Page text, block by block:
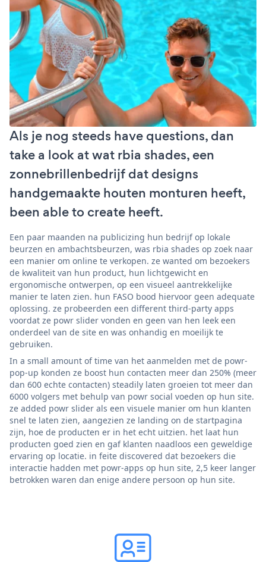
Als je nog steeds have questions, dan
take a look at wat rbia shades, een
zonnebrillenbedrijf dat designs
handgemaakte houten monturen heeft,
been able to create heeft.
Een paar maanden na publicizing hun bedrijf op lokale
beurzen en ambachtsbeurzen, was rbia shades op zoek naar
een manier om online te verkopen. ze wanted om bezoekers
de kwaliteit van hun product, hun lichtgewicht en
ergonomische ontwerpen, op een visueel aantrekkelijke
manier te laten zien. hun FASO bood hiervoor geen adequate
oplossing. ze probeerden een different third-party apps
voordat ze powr slider vonden en geen van hen leek een
onderdeel van de site en was onhandig en moeilijk te
gebruiken.
In a small amount of time van het aanmelden met de powr-
pop-up konden ze boost hun contacten meer dan 250% (meer
dan 600 echte contacten) steadily laten groeien tot meer dan
6000 volgers met behulp van powr social voeden op hun site.
ze added powr slider als een visuele manier om hun klanten
snel te laten zien, aangezien ze landing on de startpagina
zijn, hoe de producten er in het echt uitzien. het laat hun
producten goed zien en gaf klanten naadloos een geweldige
ervaring op locatie. in feite discovered dat bezoekers die
interactie hadden met powr-apps op hun site, 2,5 keer langer
betrokken waren dan enige andere persoon op hun site.